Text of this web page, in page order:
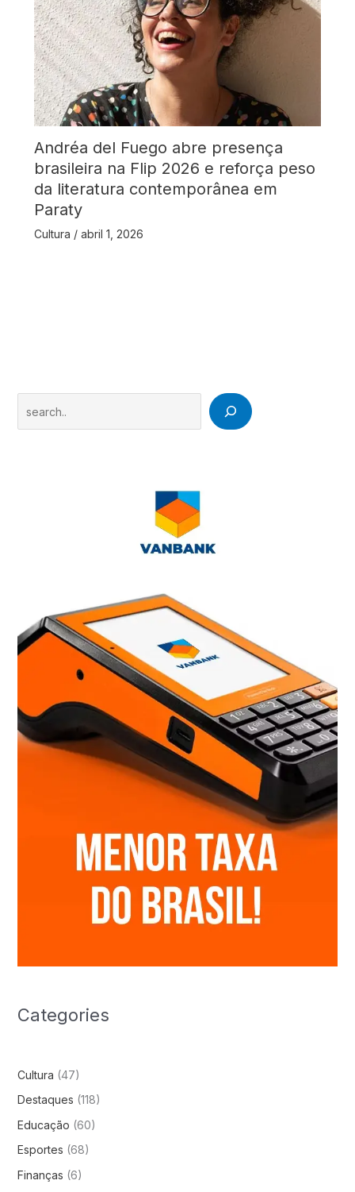
Andréa del Fuego abre presença
brasileira na Flip 2026 e reforça peso
da literatura contemporânea em
Paraty
Cultura / abril 1, 2026
Categories
Cultura (47)
Destaques (118)
Educação (60)
Esportes (68)
Finanças (6)